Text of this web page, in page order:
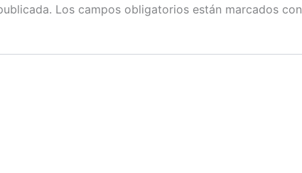
Los campos obligatorios están marcados con